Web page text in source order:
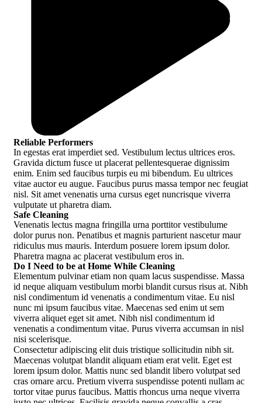
Reliable Performers
In egestas erat imperdiet sed. Vestibulum lectus ultrices eros.
Gravida dictum fusce ut placerat pellentesquerae dignissim
enim. Enim sed faucibus turpis eu mi bibendum. Eu ultrices
vitae auctor eu augue. Faucibus purus massa tempor nec feugiat
nisl. Sit amet venenatis urna cursus eget nuncrisque viverra
vulputate ut pharetra diam.
Safe Cleaning
Venenatis lectus magna fringilla urna porttitor vestibulume
dolor purus non. Penatibus et magnis parturient nascetur maur
ridiculus mus mauris. Interdum posuere lorem ipsum dolor.
Pharetra magna ac placerat vestibulum eros in.
Do I Need to be at Home While Cleaning
Elementum pulvinar etiam non quam lacus suspendisse. Massa
id neque aliquam vestibulum morbi blandit cursus risus at. Nibh
nisl condimentum id venenatis a condimentum vitae. Eu nisl
nunc mi ipsum faucibus vitae. Maecenas sed enim ut sem
viverra aliquet eget sit amet. Nibh nisl condimentum id
venenatis a condimentum vitae. Purus viverra accumsan in nisl
nisi scelerisque.
Consectetur adipiscing elit duis tristique sollicitudin nibh sit.
Maecenas volutpat blandit aliquam etiam erat velit. Eget est
lorem ipsum dolor. Mattis nunc sed blandit libero volutpat sed
cras ornare arcu. Pretium viverra suspendisse potenti nullam ac
tortor vitae purus faucibus. Mattis rhoncus urna neque viverra